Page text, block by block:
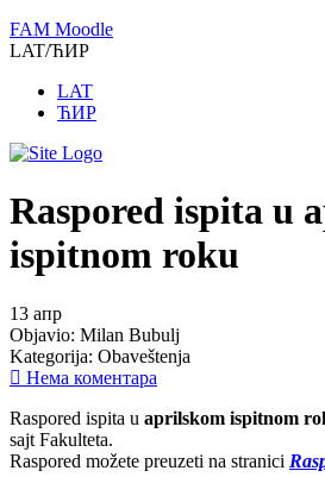
FAM Moodle
LAT/ЋИР
LAT
ЋИР
Raspored ispita u
ispitnom roku
13 апр
Objavio: Milan Bubulj
Kategorija: Obaveštenja
Нема коментара
Raspored ispita u aprilskom ispitnom
sajt Fakulteta.
Raspored možete preuzeti na stranici